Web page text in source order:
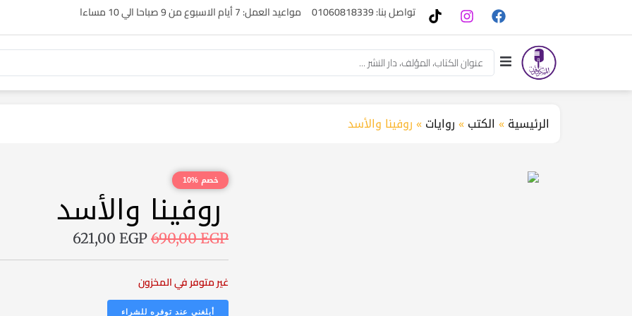
تواصل بنا: 01060818339 مواعيد العمل: 7 أيام الاسبوع من 9 صباحا الي 10 مساءا
الرئيسية» الكتب»روايات»روفينا والأسد
خصم %10
روفينا والأسد
690,00EGP
621,00 EGP
غير متوفر في المخزون